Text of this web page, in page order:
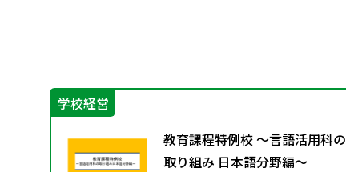
学校経営
教育課程特例校 ～言語活用科の
取り組み 日本語分野編～